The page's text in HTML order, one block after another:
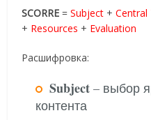
SCORRE =Subject + Central
+ Resources + Evaluation
Расшифровка:
Subject – выбор
контента